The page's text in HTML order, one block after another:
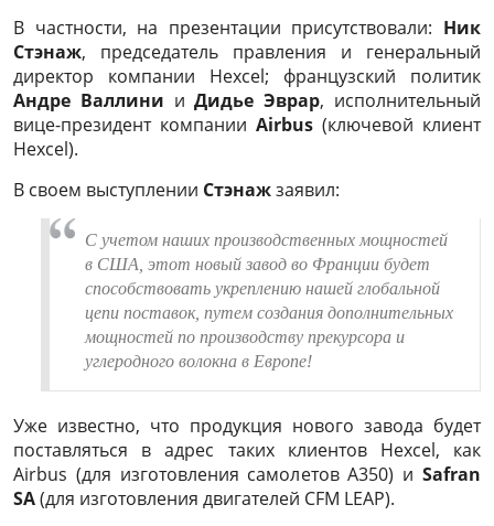
В частности, на презентации присутствовали: Ник
Стэнаж, председатель правления и генеральный
директор компании Hexсel; французский политик
Андре Валлини иДидье Эврар, исполнительный
вице-президент компании Airbus (ключевой клиент
Hexсel).
В своем выступлении Стэнажзаявил:
С учетом наших производственных мощностей
в США, этот новый завод во Франции будет
способствовать укреплению нашей глобальной
цепи поставок, путем создания дополнительных
мощностей по производству прекурсора и
углеродного волокна в Европе!
Уже известно, что продукция нового завода будет
поставляться в адрес таких клиентов Hexcel, как
Airbus (для изготовления самолетов A350) и Safran
SA(для изготовления двигателей CFM LEAP).